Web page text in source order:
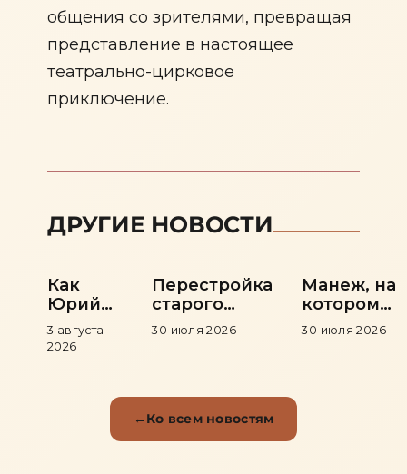
общения со зрителями, превращая
представление в настоящее
театрально-цирковое
приключение.
ДРУГИЕ НОВОСТИ
Как
Юрий
Никулин
пришёл
3 августа
2026
Перестройка
старого
здания и
30 июля 2026
Манеж, на
котором
рождались
30 июля 2026
Ко всем новостям